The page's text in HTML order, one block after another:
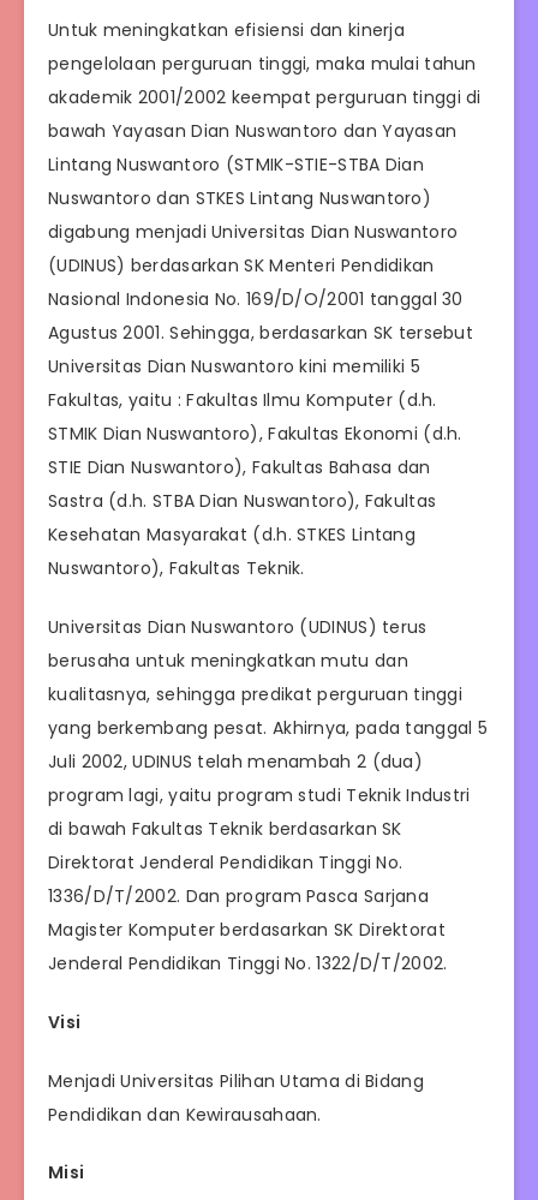
Untuk meningkatkan efisiensi dan kinerja
pengelolaan perguruan tinggi, maka mulai tahun
akademik 2001/2002 keempat perguruan tinggi di
bawah Yayasan Dian Nuswantoro dan Yayasan
Lintang Nuswantoro (STMIK-STIE-STBA Dian
Nuswantoro dan STKES Lintang Nuswantoro)
digabung menjadi Universitas Dian Nuswantoro
(UDINUS) berdasarkan SK Menteri Pendidikan
Nasional Indonesia No. 169/D/O/2001 tanggal 30
Agustus 2001. Sehingga, berdasarkan SK tersebut
Universitas Dian Nuswantoro kini memiliki 5
Fakultas, yaitu : Fakultas Ilmu Komputer (d.h.
STMIK Dian Nuswantoro), Fakultas Ekonomi (d.h.
STIE Dian Nuswantoro), Fakultas Bahasa dan
Sastra (d.h. STBA Dian Nuswantoro), Fakultas
Kesehatan Masyarakat (d.h. STKES Lintang
Nuswantoro), Fakultas Teknik.
Universitas Dian Nuswantoro (UDINUS) terus
berusaha untuk meningkatkan mutu dan
kualitasnya, sehingga predikat perguruan tinggi
yang berkembang pesat. Akhirnya, pada tanggal 5
Juli 2002, UDINUS telah menambah 2 (dua)
program lagi, yaitu program studi Teknik Industri
di bawah Fakultas Teknik berdasarkan SK
Direktorat Jenderal Pendidikan Tinggi No.
1336/D/T/2002. Dan program Pasca Sarjana
Magister Komputer berdasarkan SK Direktorat
Jenderal Pendidikan Tinggi No. 1322/D/T/2002.
Visi
Menjadi Universitas Pilihan Utama di Bidang
Pendidikan dan Kewirausahaan.
Misi